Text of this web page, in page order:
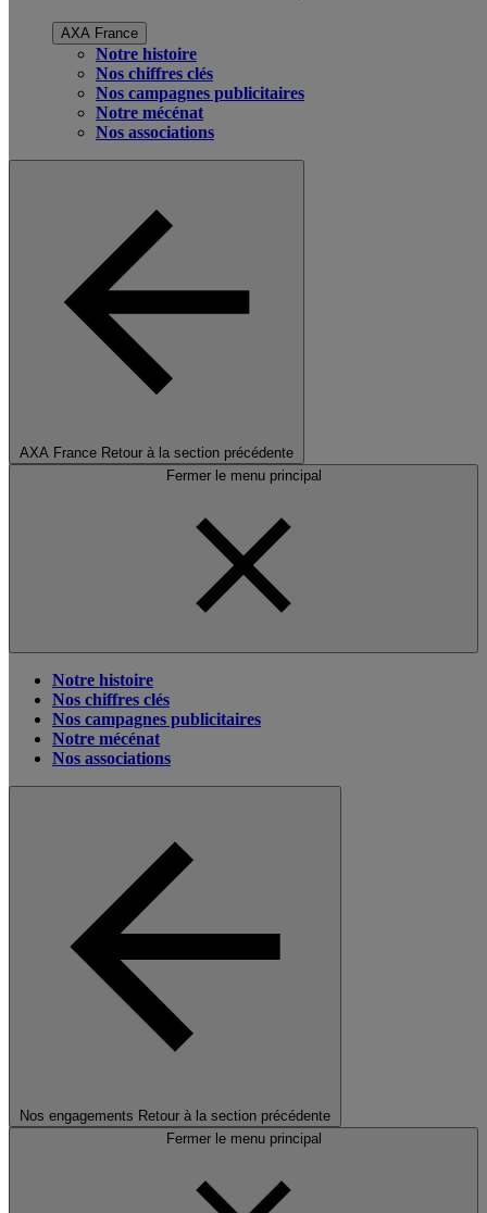
AXA France
Notre histoire
Nos chiffres clés
Nos campagnes publicitaires
Notre mécénat
Nos associations
AXA France Retour à la section précédente
Fermer le menu principal
Notre histoire
Nos chiffres clés
Nos campagnes publicitaires
Notre mécénat
Nos associations
Nos engagements Retour à la section précédente
Fermer le menu principal